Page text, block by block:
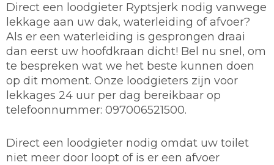
Direct een loodgieter Ryptsjerk nodig vanwege
lekkage aan uw dak, waterleiding of afvoer?
Als er een waterleiding is gesprongen draai
dan eerst uw hoofdkraan dicht! Bel nu snel, om
te bespreken wat we het beste kunnen doen
op dit moment. Onze loodgieters zijn voor
lekkages 24 uur per dag bereikbaar op
telefoonnummer: 097006521500.
Direct een loodgieter nodig omdat uw toilet
niet meer door loopt of is er een afvoer